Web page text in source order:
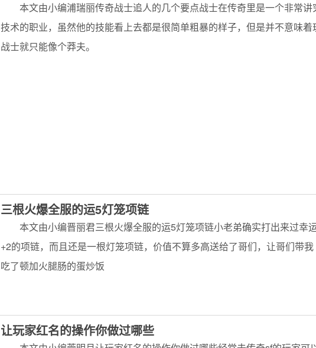
本文由小编浦瑞丽传奇战士追人的几个要点战士在传奇里是一个非常讲
技术的职业，虽然他的技能看上去都是很简单粗暴的样子，但是并不意味着
战士就只能像个莽夫。
三根火爆全服的运5灯笼项链
本文由小编晋丽君三根火爆全服的运5灯笼项链小老弟确实打出来过幸
+2的项链，而且还是一根灯笼项链，价值不算多高送给了哥们，让哥们带我
吃了顿加火腿肠的蛋炒饭
让玩家红名的操作你做过哪些